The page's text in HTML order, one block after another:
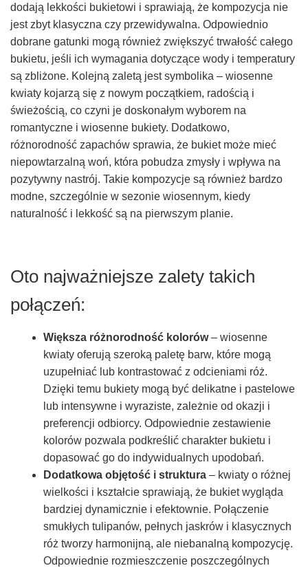
dodają lekkości bukietowi i sprawiają, że kompozycja nie
jest zbyt klasyczna czy przewidywalna. Odpowiednio
dobrane gatunki mogą również zwiększyć trwałość całego
bukietu, jeśli ich wymagania dotyczące wody i temperatury
są zbliżone. Kolejną zaletą jest symbolika – wiosenne
kwiaty kojarzą się z nowym początkiem, radością i
świeżością, co czyni je doskonałym wyborem na
romantyczne i wiosenne bukiety. Dodatkowo,
różnorodność zapachów sprawia, że bukiet może mieć
niepowtarzalną woń, która pobudza zmysły i wpływa na
pozytywny nastrój. Takie kompozycje są również bardzo
modne, szczególnie w sezonie wiosennym, kiedy
naturalność i lekkość są na pierwszym planie.
Oto najważniejsze zalety takich
połączeń:
Większa różnorodność kolorów– wiosenne
kwiaty oferują szeroką paletę barw, które mogą
uzupełniać lub kontrastować z odcieniami róż.
Dzięki temu bukiety mogą być delikatne i pastelowe
lub intensywne i wyraziste, zależnie od okazji i
preferencji odbiorcy. Odpowiednie zestawienie
kolorów pozwala podkreślić charakter bukietu i
dopasować go do indywidualnych upodobań.
Dodatkowa objętość i struktura – kwiaty o różnej
wielkości i kształcie sprawiają, że bukiet wygląda
bardziej dynamicznie i efektownie. Połączenie
smukłych tulipanów, pełnych jaskrów i klasycznych
róż tworzy harmonijną, ale niebanalną kompozycję.
Odpowiednie rozmieszczenie poszczególnych